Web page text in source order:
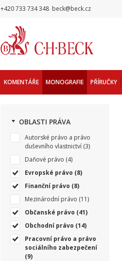
+420 733 734 348 beck@beck.cz
KOMENTÁŘE MONOGRAFIE PŘÍRUČKY
OBLASTI PRÁVA
Autorské právo a právo
duševního vlastnictví (3)
Daňové právo (4)
Evropské právo (8)
Finanční právo (8)
Mezinárodní právo (11)
Občanské právo (41)
Obchodní právo (14)
Pracovní právo a právo
sociálního zabezpečení
(9)